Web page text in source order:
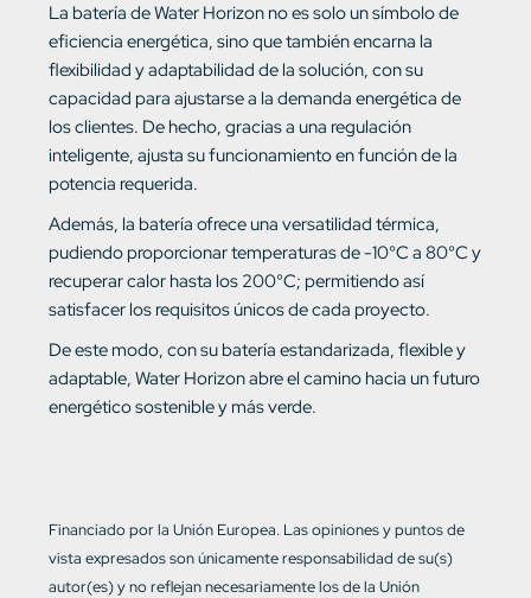
La batería de Water Horizon no es solo un símbolo de
eficiencia energética, sino que también encarna la
flexibilidad y adaptabilidad de la solución, con su
capacidad para ajustarse a la demanda energética de
los clientes. De hecho, gracias a una regulación
inteligente, ajusta su funcionamiento en función de la
potencia requerida.
Además, la batería ofrece una versatilidad térmica,
pudiendo proporcionar temperaturas de -10°C a 80°C y
recuperar calor hasta los 200°C; permitiendo así
satisfacer los requisitos únicos de cada proyecto.
De este modo, con su batería estandarizada, flexible y
adaptable, Water Horizon abre el camino hacia un futuro
energético sostenible y más verde.
Financiado por la Unión Europea. Las opiniones y puntos de
vista expresados son únicamente responsabilidad de su(s)
autor(es) y no reflejan necesariamente los de la Unión